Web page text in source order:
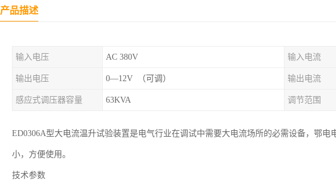
产品描述
输入电压 AC 380V 输入电流
输出电压 0—12V （可调） 输出电流
感应式调压器容量 63KVA 调节范围
ED0306A型大电流温升试验装置是电气行业在调试中需要大电流场所的必需设备，鄂
小，方便使用。
技术参数